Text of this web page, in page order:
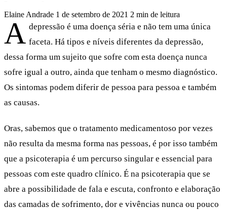
Elaine Andrade 1 de setembro de 2021 2 min de leitura
A depressão é uma doença séria e não tem uma única
faceta. Há tipos e níveis diferentes da depressão,
dessa forma um sujeito que sofre com esta doença nunca
sofre igual a outro, ainda que tenham o mesmo diagnóstico.
Os sintomas podem diferir de pessoa para pessoa e também
as causas.
Oras, sabemos que o tratamento medicamentoso por vezes
não resulta da mesma forma nas pessoas, é por isso também
que a psicoterapia é um percurso singular e essencial para
pessoas com este quadro clínico. É na psicoterapia que se
abre a possibilidade de fala e escuta, confronto e elaboração
das camadas de sofrimento, dor e vivências nunca ou pouco